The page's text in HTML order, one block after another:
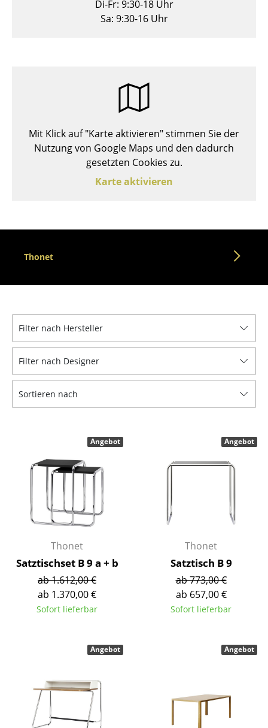
Schaukelstühle
Bürodrehstühle
Konferenzstühle
Einzelteile
... alle Sitzmöbel
Tische
Beistelltische
Couchtische
Schreibtische
Sekretäre & PC-Tische
Kindertische
Gartentische
Servierwagen
Einzelteile
Aufbewahren
Sideboards & Kommoden
TV Möbel
Di-Fr: 9:30-18 Uhr
Sa: 9:30-16 Uhr
Mit Klick auf "Karte aktivieren" stimmen Sie der
Nutzung von Google Maps und den dadurch
gesetzten Cookies zu.
Karte aktivieren
Thonet
Filter nach Hersteller
Filter nach Designer
Sortieren nach
Thonet
Satztischset B 9 a + b
ab 1.612,00 €
ab 1.370,00 €
Sofort lieferbar
Angebot
Thonet
Satztisch B 9
ab 773,00 €
ab 657,00 €
Sofort lieferbar
Angebot
Angebot Angebot